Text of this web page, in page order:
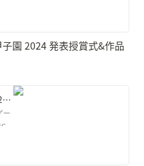
園 2024 発表授賞式&作品
ゲームクリエイター甲子園 2024 発表授賞式＆作品展示会
ー